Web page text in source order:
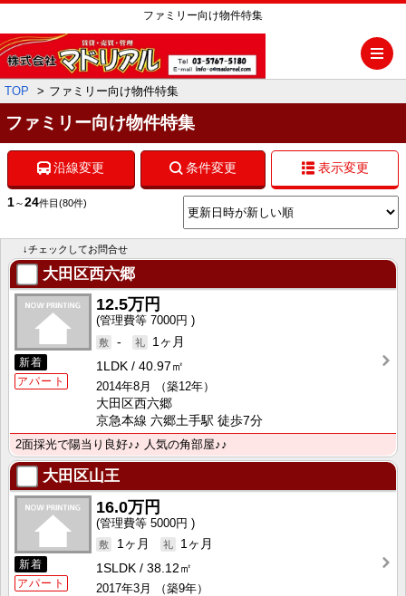
ファミリー向け物件特集
TOP ファミリー向け物件特集
ファミリー向け物件特集
沿線変更 条件変更 表示変更
1～24件目 (80件)
↓チェックしてお問合せ
大田区西六郷
新着
アパート
12.5万円
7000円
-
1ヶ月
1LDK
40.97㎡
2014年8月
（築12年）
大田区西六郷
京急本線 六郷土手駅 徒歩7分
2面採光で陽当り良好♪♪ 人気の角部屋♪♪
大田区山王
新着
アパート
16.0万円
5000円
1ヶ月
1ヶ月
1SLDK
38.12㎡
2017年3月
（築9年）